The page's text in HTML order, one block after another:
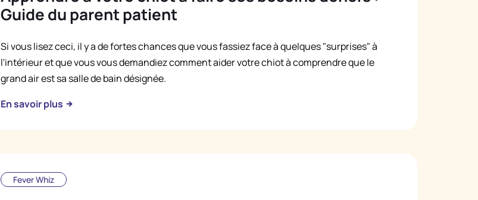
Guide du parent patient
Si vous lisez ceci, il y a de fortes chances que vous fassiez face à quelques "surprises" à
l'intérieur et que vous vous demandiez comment aider votre chiot à comprendre que le
grand air est sa salle de bain désignée.
En savoir plus
Fever Whiz